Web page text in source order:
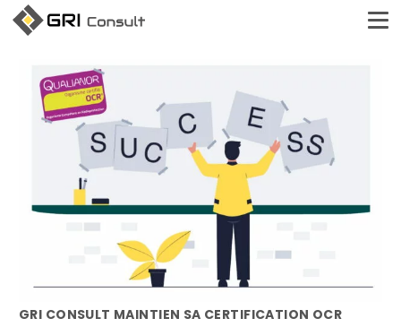
GRI CONSULT MAINTIEN SA CERTIFICATION OCR